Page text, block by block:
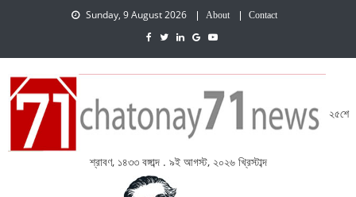
Sunday, 9 August 2026 About Contact
২৫শে
শ্রাবণ, ১৪৩৩ বঙ্গাব্দ . ৯ই আগস্ট, ২০২৬ খ্রিস্টাব্দ